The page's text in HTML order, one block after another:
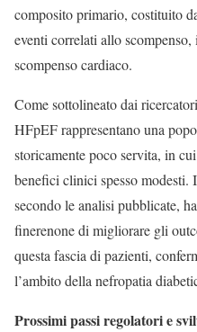
composito primario, costituito
eventi correlati allo
scompenso cardiaco.
Come sottolineato dai
HFpEF rappresentano una
storicamente poco servita, in
benefici clinici spesso
secondo le analisi pubblicate,
finerenone di migliorare gli
questa fascia di pazienti,
l’ambito della nefropatia
Prossimi passi regolatori e